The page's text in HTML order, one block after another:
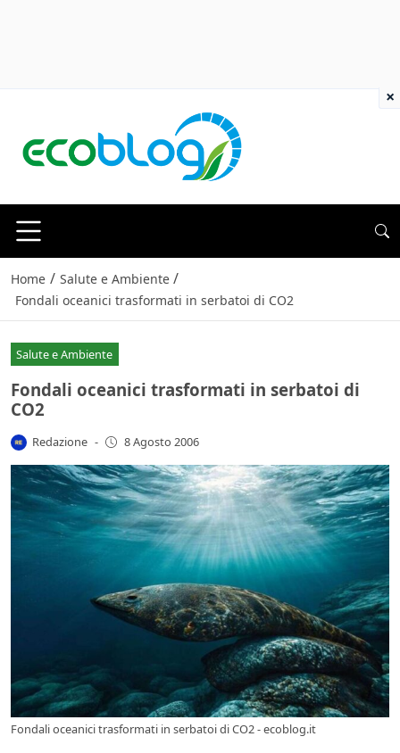
Home / Salute e Ambiente /
Fondali oceanici trasformati in serbatoi di CO2
Salute e Ambiente
Fondali oceanici trasformati in serbatoi di
CO2
Redazione - 8 Agosto 2006
Fondali oceanici trasformati in serbatoi di CO2 - ecoblog.it
×